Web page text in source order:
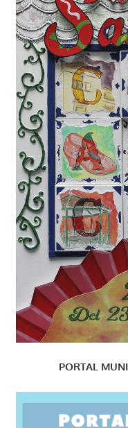
PORTAL